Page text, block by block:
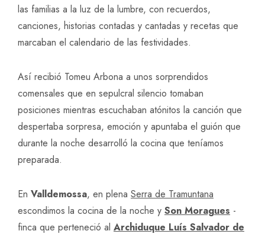
las familias a la luz de la lumbre, con recuerdos,
canciones, historias contadas y cantadas y recetas que
marcaban el calendario de las festividades.
Así recibió Tomeu Arbona a unos sorprendidos
comensales que en sepulcral silencio tomaban
posiciones mientras escuchaban atónitos la canción que
despertaba sorpresa, emoción y apuntaba el guión que
durante la noche desarrolló la cocina que teníamos
preparada.
En Valldemossa, en plena Serra de Tramuntana
escondimos la cocina de la noche y Son Moragues -
finca que perteneció al Archiduque Luís Salvador de